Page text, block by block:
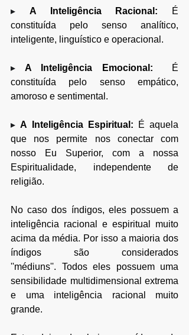
▸ A Inteligência Racional:
É
constituída pelo senso analítico,
inteligente, linguístico e operacional.
▸ A Inteligência Emocional: É
constituída pelo senso empático,
amoroso e sentimental.
▸ A Inteligência Espiritual: É aquela
que nos permite nos conectar com
nosso Eu Superior, com a nossa
Espiritualidade, independente de
religião.
​No caso dos índigos, eles possuem a
inteligência racional e espiritual muito
acima da média. Por isso a maioria dos
índigos são considerados
''médiuns''. Todos eles possuem uma
sensibilidade multidimensional extrema
e uma inteligência racional muito
grande.